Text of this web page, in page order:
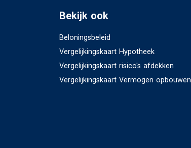
Bekijk ook
Beloningsbeleid
Vergelijkingskaart Hypotheek
Vergelijkingskaart risico's afdekken
Vergelijkingskaart Vermogen opbouwen